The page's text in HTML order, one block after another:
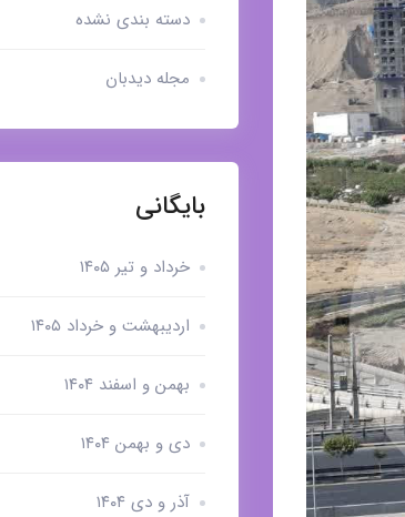
دسته بندی نشده
مجله دیدبان
بایگانی
خرداد و تیر ۱۴۰۵
اردیبهشت و خرداد ۱۴۰۵
بهمن و اسفند ۱۴۰۴
دی و بهمن ۱۴۰۴
آذر و دی ۱۴۰۴